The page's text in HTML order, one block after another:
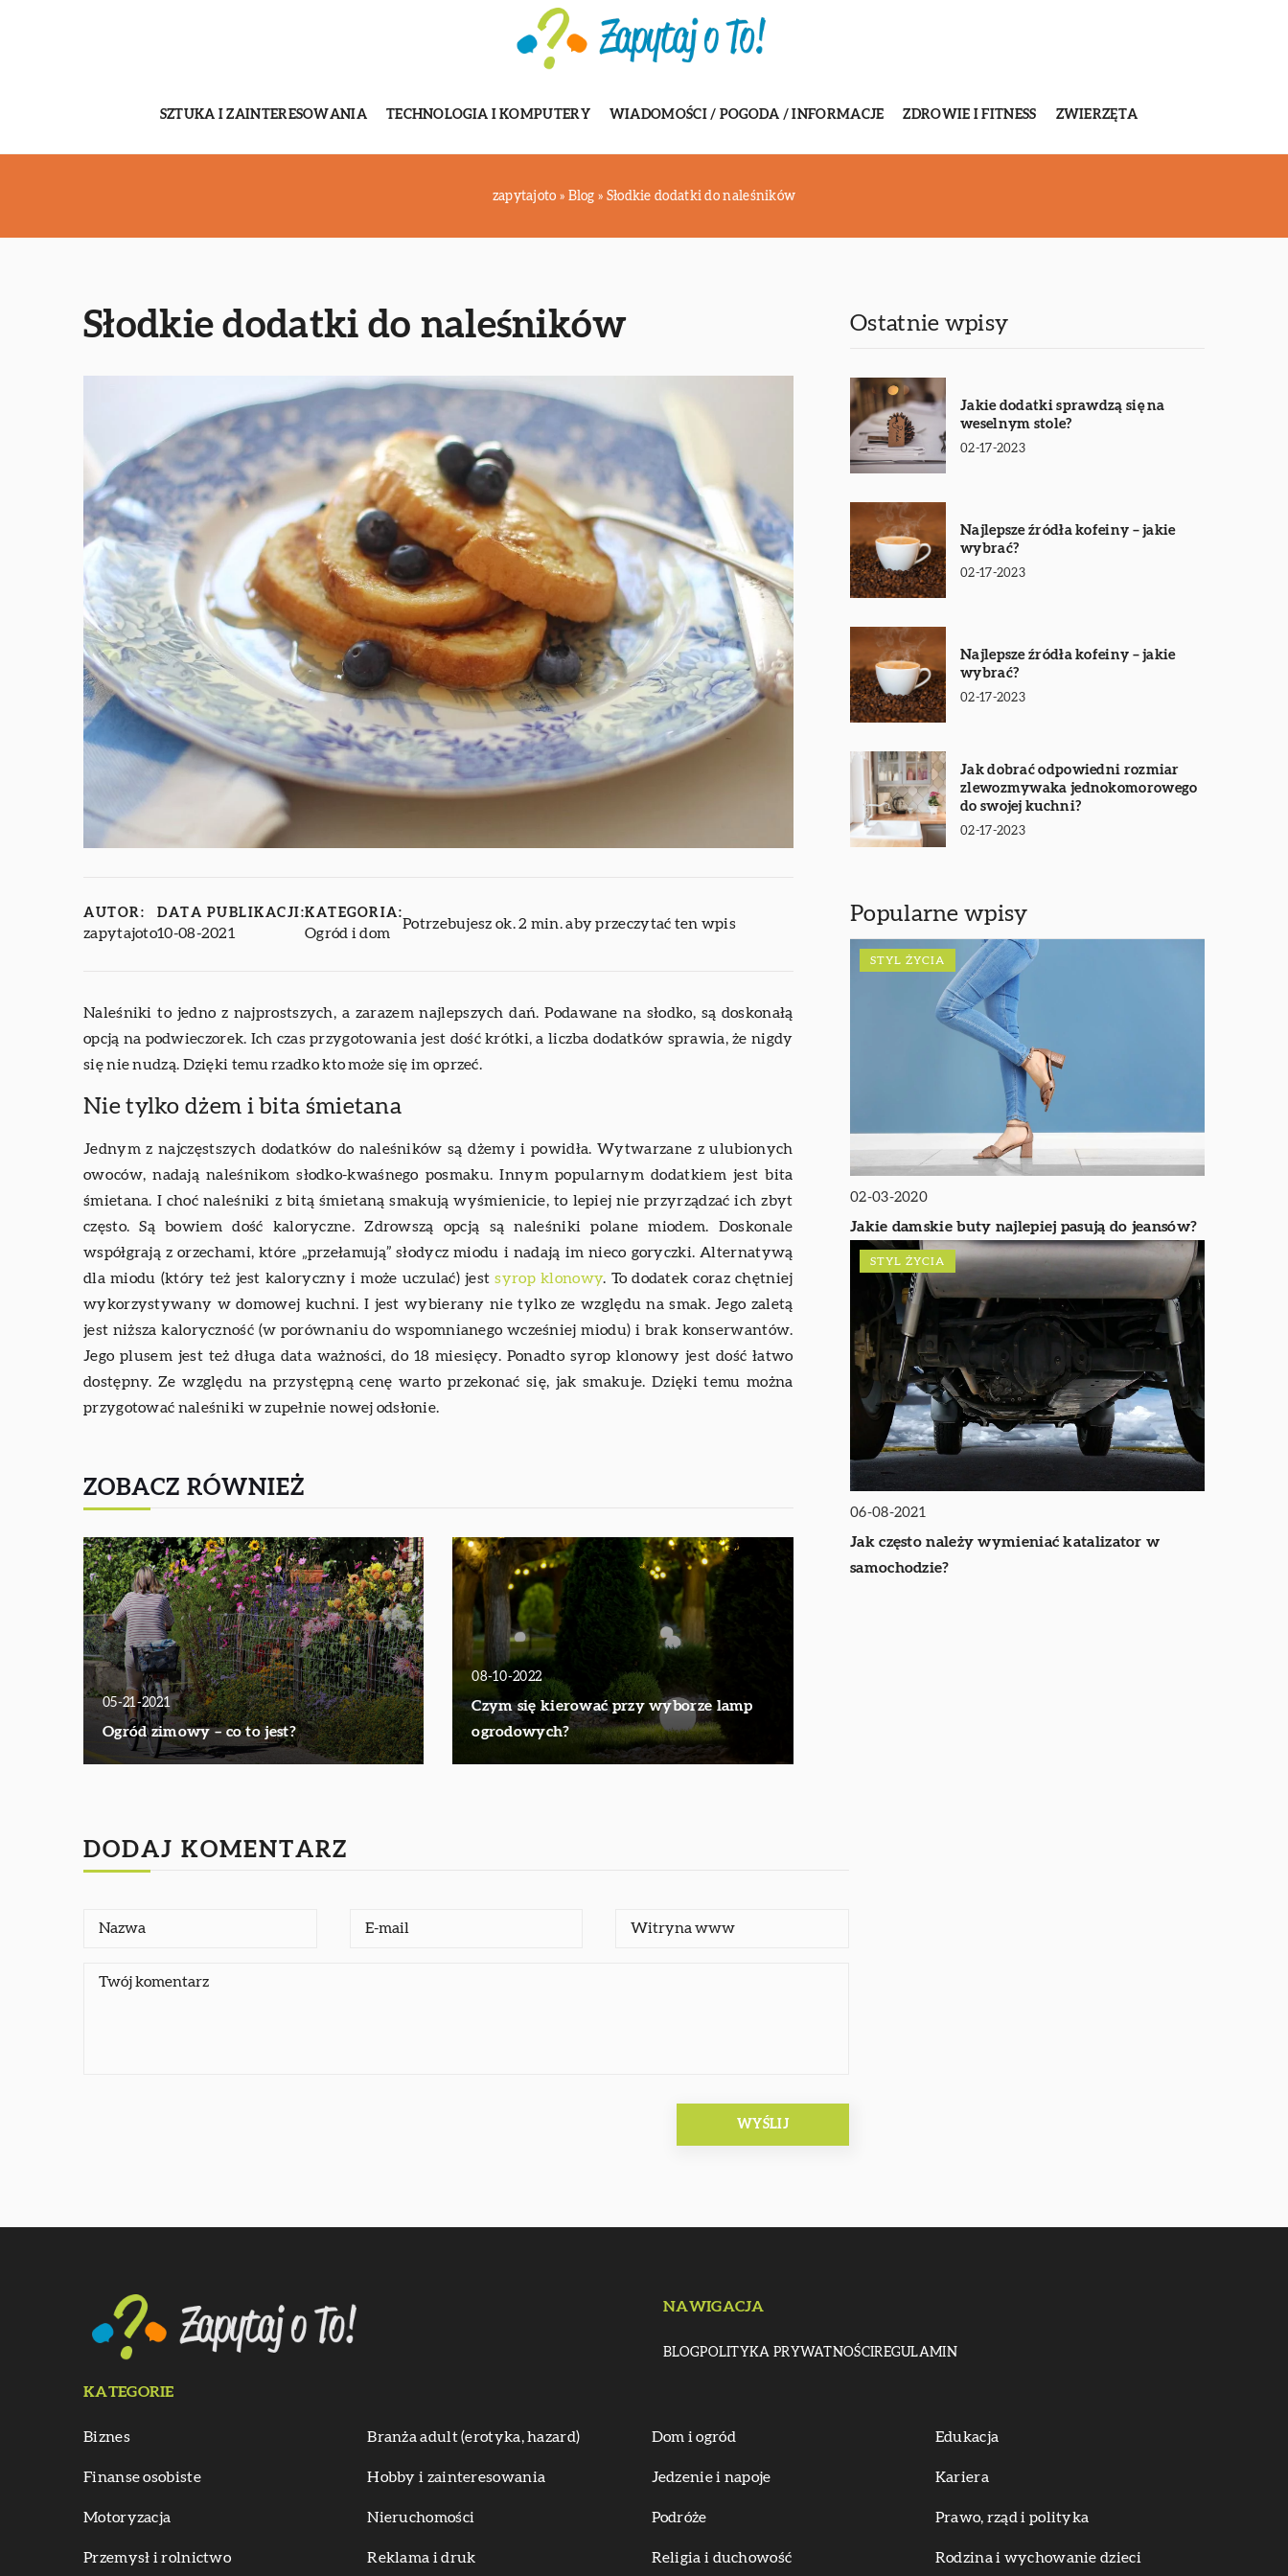
SZTUKA I ZAINTERESOWANIA TECHNOLOGIA I KOMPUTERY WIADOMOŚCI / POGODA / INFORMACJE ZDROWIE I FITNESS ZWIERZĘTA
zapytajoto » Blog » Słodkie dodatki do naleśników
Słodkie dodatki do naleśników
AUTOR:
zapytajoto
DATA PUBLIKACJI:
10-08-2021
KATEGORIA:
Ogród i dom
Potrzebujesz ok. 2 min. aby przeczytać ten wpis
Naleśniki to jedno z najprostszych, a zarazem najlepszych dań. Podawane na słodko, są doskonałą
opcją na podwieczorek. Ich czas przygotowania jest dość krótki, a liczba dodatków sprawia, że nigdy
się nie nudzą. Dzięki temu rzadko kto może się im oprzeć.
Nie tylko dżem i bita śmietana
Jednym z najczęstszych dodatków do naleśników są dżemy i powidła. Wytwarzane z ulubionych
owoców, nadają naleśnikom słodko-kwaśnego posmaku. Innym popularnym dodatkiem jest bita
śmietana. I choć naleśniki z bitą śmietaną smakują wyśmienicie, to lepiej nie przyrządzać ich zbyt
często. Są bowiem dość kaloryczne. Zdrowszą opcją są naleśniki polane miodem. Doskonale
współgrają z orzechami, które „przełamują” słodycz miodu i nadają im nieco goryczki. Alternatywą
dla miodu (który też jest kaloryczny i może uczulać) jestsyrop klonowy. To dodatek coraz chętniej
wykorzystywany w domowej kuchni. I jest wybierany nie tylko ze względu na smak. Jego zaletą
jest niższa kaloryczność (w porównaniu do wspomnianego wcześniej miodu) i brak konserwantów.
Jego plusem jest też długa data ważności, do 18 miesięcy. Ponadto syrop klonowy jest dość łatwo
dostępny. Ze względu na przystępną cenę warto przekonać się, jak smakuje. Dzięki temu można
przygotować naleśniki w zupełnie nowej odsłonie.
ZOBACZ RÓWNIEŻ
05-21-2021
Ogród zimowy – co to jest?
08-10-2022
Czym się kierować przy wyborze lamp
ogrodowych?
Ostatnie wpisy
Jakie dodatki sprawdzą się na
weselnym stole?
02-17-2023
Najlepsze źródła kofeiny – jakie
wybrać?
02-17-2023
Najlepsze źródła kofeiny – jakie
wybrać?
02-17-2023
Jak dobrać odpowiedni rozmiar
zlewozmywaka jednokomorowego
do swojej kuchni?
02-17-2023
Popularne wpisy
STYL ŻYCIA
02-03-2020
Jakie damskie buty najlepiej pasują do jeansów?
STYL ŻYCIA
06-08-2021
Jak często należy wymieniać katalizator w
samochodzie?
DODAJ KOMENTARZ
NAWIGACJA
BLOGPOLITYKA PRYWATNOŚCIREGULAMIN
KATEGORIE
Biznes Branża adult (erotyka, hazard) Dom i ogród Edukacja
Finanse osobiste Hobby i zainteresowania Jedzenie i napoje Kariera
Motoryzacja Nieruchomości Podróże Prawo, rząd i polityka
Przemysł i rolnictwo Reklama i druk Religia i duchowość Rodzina i wychowanie dzieci